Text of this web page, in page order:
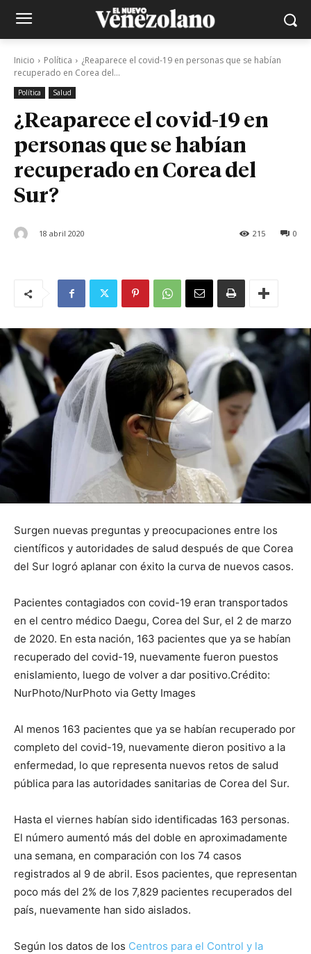
Inicio Política
¿Reaparece el covid-19 en personas que se habían
recuperado en Corea del...
Política Salud
¿Reaparece el covid-19 en
personas que se habían
recuperado en Corea del
Sur?
18 abril 2020 0
215
Surgen nuevas preguntas y preocupaciones entre los
científicos y autoridades de salud después de que Corea
del Sur logró aplanar con éxito la curva de nuevos casos.
Pacientes contagiados con covid-19 eran transportados
en el centro médico Daegu, Corea del Sur, el 2 de marzo
de 2020. En esta nación, 163 pacientes que ya se habían
recuperado del covid-19, nuevamente fueron puestos
enislamiento, luego de volver a dar positivo.Crédito:
NurPhoto/NurPhoto via Getty Images
Al menos 163 pacientes que ya se habían recuperado por
completo del covid-19, nuevamente dieron positivo a la
enfermedad, lo que representa nuevos retos de salud
pública para las autoridades sanitarias de Corea del Sur.
Hasta el viernes habían sido identificadas 163 personas.
El número aumentó más del doble en aproximadamente
una semana, en comparación con los 74 casos
registrados al 9 de abril. Esos pacientes, que representan
poco más del 2% de los 7,829 pacientes recuperados del
país, nuevamente han sido aislados.
Según los datos de los Centros para el Control y la